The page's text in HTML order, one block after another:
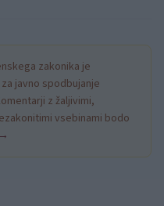
zakonika je
javno spodbujanje
z žaljivimi,
vsebinami bodo